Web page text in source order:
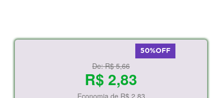
50%OFF
De:R$ 5,66
R$ 2,83
Economia de R$ 2,83